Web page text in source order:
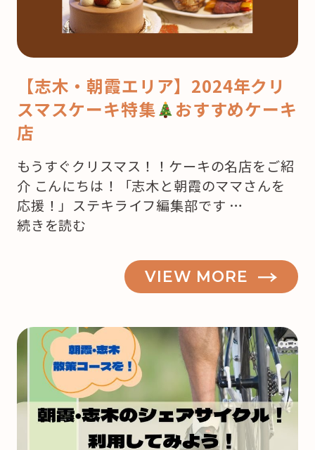
【志木・朝霞エリア】2024年クリ
スマスケーキ特集
おすすめケーキ
店
もうすぐクリスマス！！ケーキの名店をご紹
介 こんにちは！「志木と朝霞のママさんを
応援！」ステキライフ編集部です …
“【志
う
来
月
ク
続きを読む
VIEW MORE